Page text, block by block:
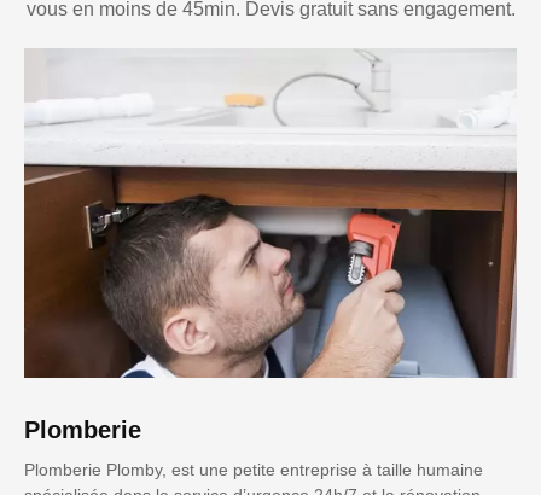
vous en moins de 45min. Devis gratuit sans engagement.
Plomberie
Plomberie Plomby, est une petite entreprise à taille humaine